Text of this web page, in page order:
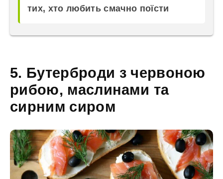
тих, хто любить смачно поїсти
5. Бутерброди з червоною
рибою, маслинами та
сирним сиром